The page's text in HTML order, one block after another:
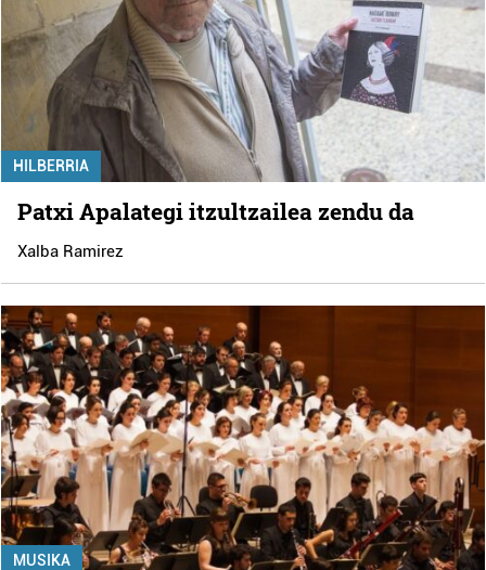
HILBERRIA
Patxi Apalategi itzultzailea zendu da
Xalba Ramirez
MUSIKA